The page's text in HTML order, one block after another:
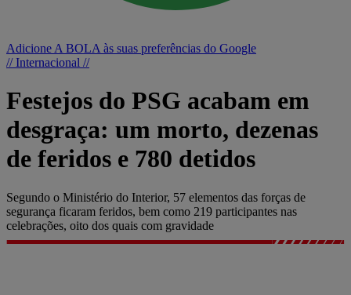
Adicione A BOLA às suas preferências do Google
// Internacional //
Festejos do PSG acabam em
desgraça: um morto, dezenas
de feridos e 780 detidos
Segundo o Ministério do Interior, 57 elementos das forças de
segurança ficaram feridos, bem como 219 participantes nas
celebrações, oito dos quais com gravidade